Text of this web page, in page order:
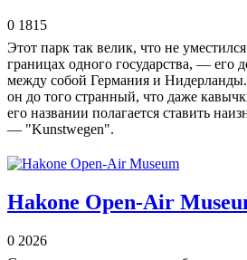
0 1815
Этот парк так велик, что не
границах одного государства, — его
между собой Германия и
он до того странный, что даже
его названии полагается ставить
— "Kunstwegen".
Hakone Open-Air
0 2026